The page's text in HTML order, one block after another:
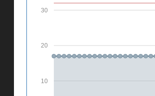
10
20
30